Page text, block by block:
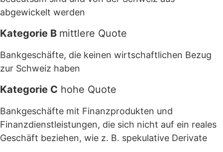
abgewickelt werden
Kategorie B mittlere Quote
Bankgeschäfte, die keinen wirtschaftlichen Bezug
zur Schweiz haben
Kategorie C hohe Quote
Bankgeschäfte mit Finanzprodukten und
Finanzdienstleistungen, die sich nicht auf ein reales
Geschäft beziehen, wie z. B. spekulative Derivate